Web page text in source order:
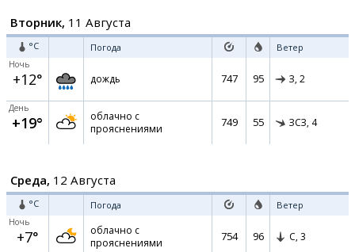
Вторник, 11 Августа
°C Погода Ветер
Ночь
+12° дождь 747 95 З, 2
День
+19°
облачно с
прояснениями
749 55 ЗСЗ, 4
Среда, 12 Августа
°C Погода Ветер
Ночь
+7°
облачно с
прояснениями
754 96 С, 3